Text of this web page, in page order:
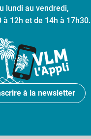
lundi au vendredi,
à 12h et de 14h à 17h30.
à la newsletter